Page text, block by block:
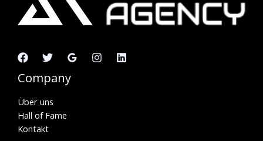
Company
Über uns
Hall of Fame
Kontakt